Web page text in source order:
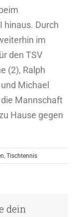
hinaus. Durch
im
den TSV
(2), Ralph
Michael
Mannschaft
Hause gegen
Tischtennis
dein